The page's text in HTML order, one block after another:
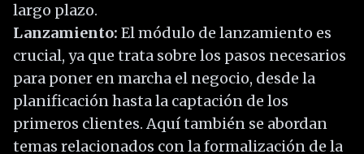
largo plazo.
Lanzamiento: El módulo de lanzamiento es
crucial, ya que trata sobre los pasos necesarios
para poner en marcha el negocio, desde la
planificación hasta la captación de los
primeros clientes. Aquí también se abordan
temas relacionados con la formalización de la